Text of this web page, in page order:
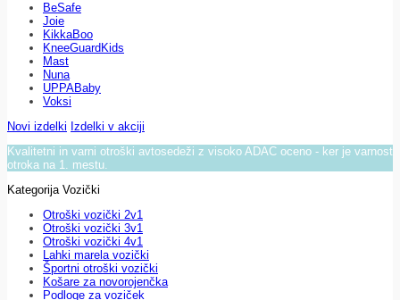
BeSafe
Joie
KikkaBoo
KneeGuardKids
Mast
Nuna
UPPABaby
Voksi
Novi izdelki Izdelki v akciji
Kvalitetni in varni otroški avtosedeži z visoko ADAC oceno - ker je varnost
otroka na 1. mestu.
Kategorija Vozički
Otroški vozički 2v1
Otroški vozički 3v1
Otroški vozički 4v1
Lahki marela vozički
Športni otroški vozički
Košare za novorojenčka
Podloge za voziček